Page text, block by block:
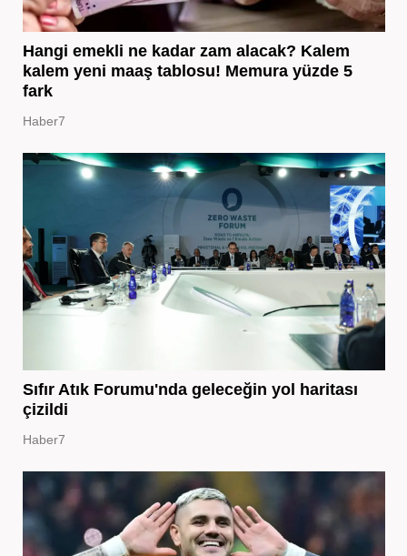
Hangi emekli ne kadar zam alacak? Kalem
kalem yeni maaş tablosu! Memura yüzde 5
fark
Haber7
Sıfır Atık Forumu'nda geleceğin yol haritası
çizildi
Haber7